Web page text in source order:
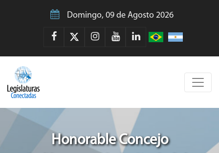
Domingo, 09 de Agosto 2026
Honorable Concejo